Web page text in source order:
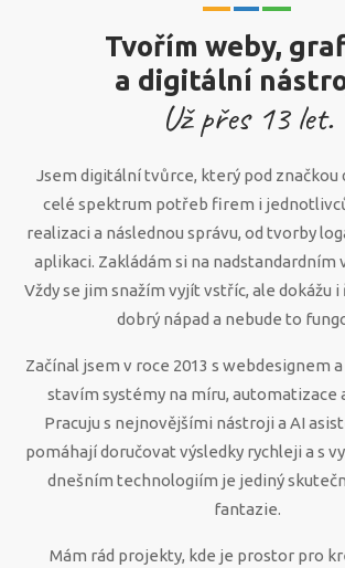
Tvořím weby,
a digitální
Už přes 13let.
Jsem digitální tvůrce, který pod značkou
celé spektrum potřeb firem i
realizaci a následnou správu, od tvorby
aplikaci. Zakládám si na nadstandardním
Vždy se jim snažím vyjít vstříc, ale dokážu
dobrý nápad a nebude to
Začínal jsem v roce 2013 s webdesignem
stavím systémy na míru, automatizace
Pracuju s nejnovějšími nástroji a AI
pomáhají doručovat výsledky rychleji a s
dnešním technologiím je jediný
fantazie.
Mám rád projekty, kde je prostor pro